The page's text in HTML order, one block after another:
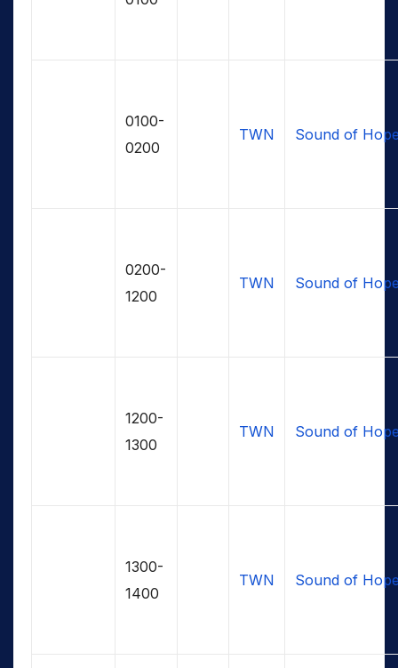
0100-
0200
TWN Sound of
0200-
1200
TWN Sound of
1200-
1300
TWN Sound of
1300-
1400
TWN Sound of